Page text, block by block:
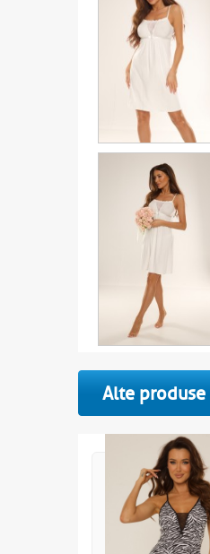
Alte produse